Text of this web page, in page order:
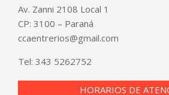
Av. Zanni 2108 Local 1
CP: 3100 – Paraná
ccaentrerios@gmail.com
Tel: 343 5262752
HORARIOS DE